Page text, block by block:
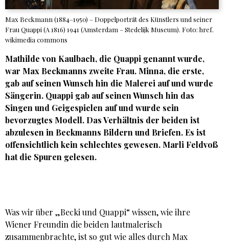
Max Beckmann (1884–1950) – Doppelporträt des Künstlers und seiner
Frau Quappi (A 1816) 1941 (Amsterdam – Stedelijk Museum). Foto: href.
wikimedia commons
Mathilde von Kaulbach, die Quappi genannt wurde,
war Max Beckmanns zweite Frau. Minna, die erste,
gab auf seinen Wunsch hin die Malerei auf und wurde
Sängerin. Quappi gab auf seinen Wunsch hin das
Singen und Geigespielen auf und wurde sein
bevorzugtes Modell. Das Verhältnis der beiden ist
abzulesen in Beckmanns Bildern und Briefen. Es ist
offensichtlich kein schlechtes gewesen. Marli Feldvoß
hat die Spuren gelesen.
Was wir über „Becki und Quappi“ wissen, wie ihre
Wiener Freundin die beiden lautmalerisch
zusammenbrachte, ist so gut wie alles durch Max